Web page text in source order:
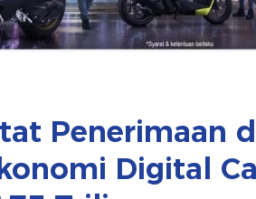
Penerimaan
Digital